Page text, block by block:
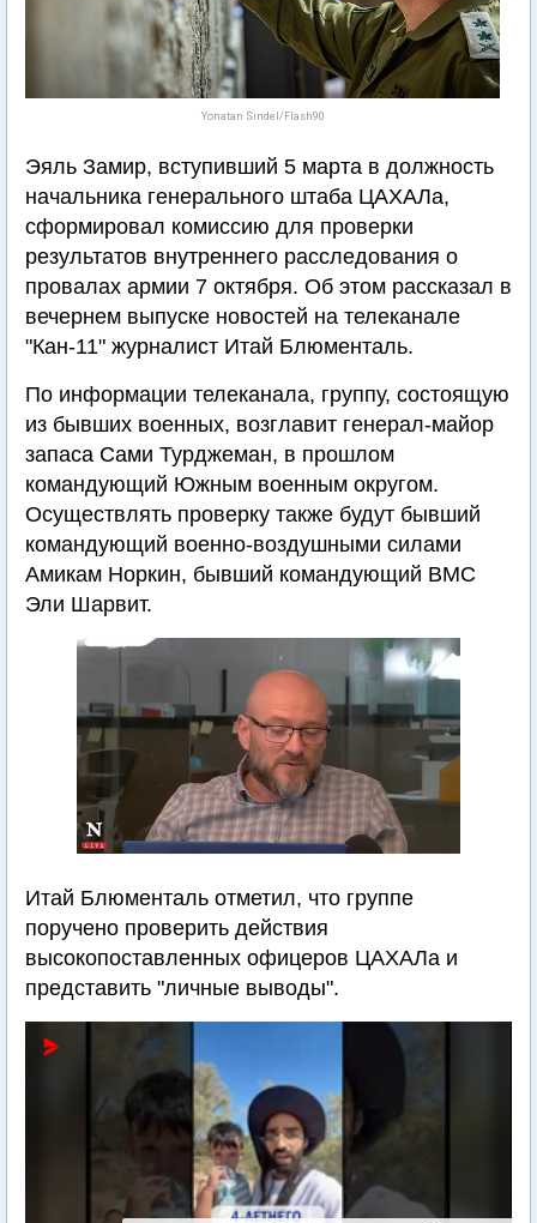
Yonatan Sindel/Flash90
Эяль Замир, вступивший 5 марта в должность
начальника генерального штаба ЦАХАЛа,
сформировал комиссию для проверки
результатов внутреннего расследования о
провалах армии 7 октября. Об этом рассказал в
вечернем выпуске новостей на телеканале
"Кан-11" журналист Итай Блюменталь.
По информации телеканала, группу, состоящую
из бывших военных, возглавит генерал-майор
запаса Сами Турджеман, в прошлом
командующий Южным военным округом.
Осуществлять проверку также будут бывший
командующий военно-воздушными силами
Амикам Норкин, бывший командующий ВМС
Эли Шарвит.
Итай Блюменталь отметил, что группе
поручено проверить действия
высокопоставленных офицеров ЦАХАЛа и
представить "личные выводы".